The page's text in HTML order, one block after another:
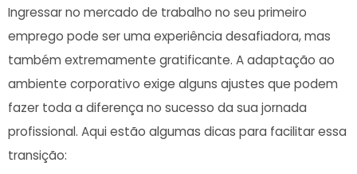
Ingressar no mercado ⁣de trabalho no seu primeiro
emprego pode ser⁣ uma experiência desafiadora,⁤ mas ​
também extremamente ⁢gratificante. A adaptação ao
‍ambiente corporativo exige alguns ajustes ‍que podem
fazer ⁣toda a diferença no sucesso da sua jornada
profissional. Aqui estão‍ algumas dicas para facilitar essa
transição: